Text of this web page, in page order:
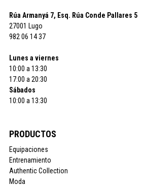
Rúa Armanyá 7, Esq. Rúa Conde Pallares 5
27001 Lugo
982 06 14 37
Lunes a viernes
10:00 a 13:30
17:00 a 20:30
Sábados
10:00 a 13:30
PRODUCTOS
Equipaciones
Entrenamiento
Authentic Collection
Moda